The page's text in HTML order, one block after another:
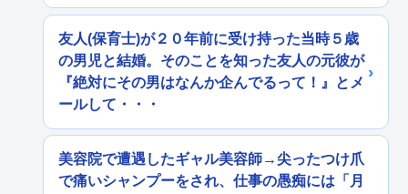
友人(保育士)が２０年前に受け持った当時５歳
の男児と結婚。そのことを知った友人の元彼が
『絶対にその男はなんか企んでるって！』とメ
ールして・・・
美容院で遭遇したギャル美容師→尖ったつけ爪
で痛いシャンプーをされ、仕事の愚痴には「月